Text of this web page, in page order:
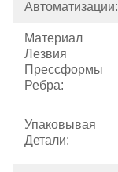
Автоматизации:
Материал
Лезвия
Прессформы
Ребра:
Упаковывая
Детали: